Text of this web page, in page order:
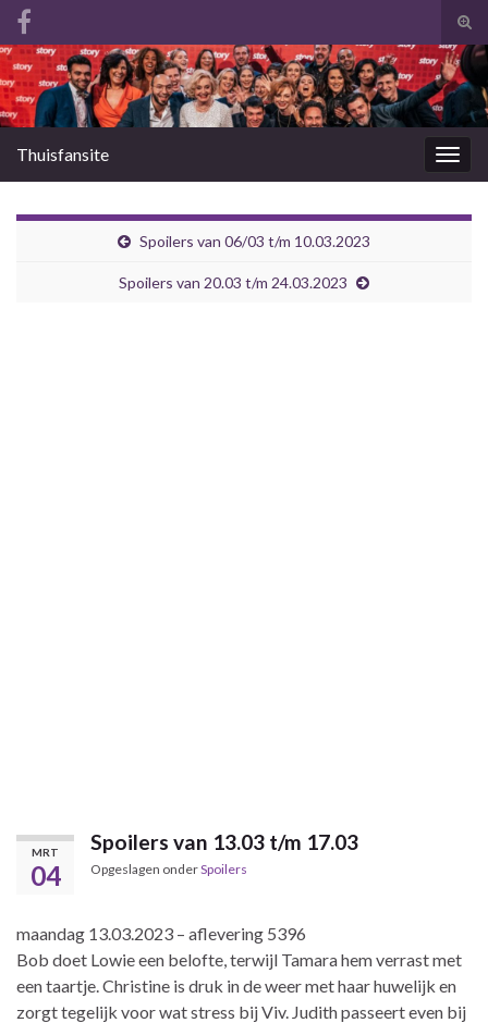
Search for:
Thuisfansite
Spoilers van 06/03 t/m 10.03.2023
Spoilers van 20.03 t/m 24.03.2023
MRT
04
Spoilers van 13.03 t/m 17.03
Opgeslagen onderSpoilers
maandag 13.03.2023 – aflevering 5396
Bob doet Lowie een belofte, terwijl Tamara hem verrast met
een taartje. Christine is druk in de weer met haar huwelijk en
zorgt tegelijk voor wat stress bij Viv. Judith passeert even bij